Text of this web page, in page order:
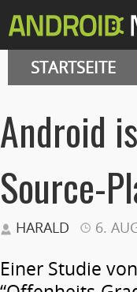
STARTSEITE
Android
Source-
HARALD 6.
Einer Studie von